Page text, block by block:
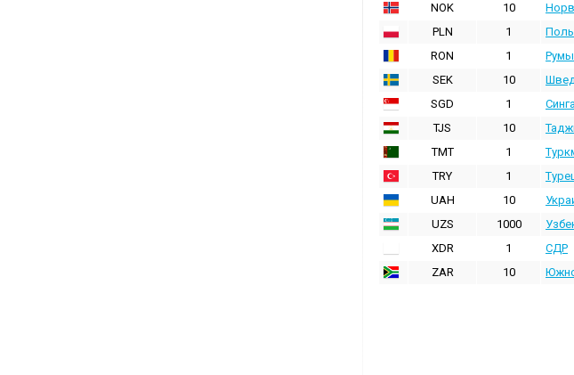
NOK
10
PLN
1
RON
1
SEK
10
SGD
1
TJS
10
TMT
1
TRY
1
UAH
10
UZS
1000
XDR
1 СДР
ZAR
10